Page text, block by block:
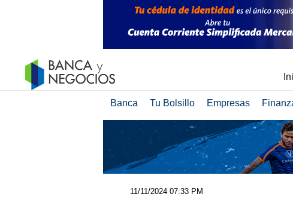
Banca Tu Bolsillo Empresas
11/11/2024 07:33 PM